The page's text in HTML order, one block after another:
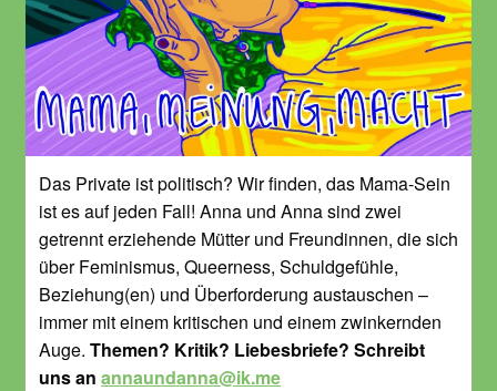
Das Private ist politisch? Wir finden, das Mama-Sein
ist es auf jeden Fall! Anna und Anna sind zwei
getrennt erziehende Mütter und Freundinnen, die sich
über Feminismus, Queerness, Schuldgefühle,
Beziehung(en) und Überforderung austauschen –
immer mit einem kritischen und einem zwinkernden
Auge. Themen? Kritik? Liebesbriefe? Schreibt
uns an annaundanna@ik.me